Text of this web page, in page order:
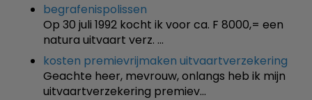
begrafenispolissen
Op 30 juli 1992 kocht ik voor ca. F 8000,= een
natura uitvaart verz. …
kosten premievrijmaken uitvaartverzekering
Geachte heer, mevrouw, onlangs heb ik mijn
uitvaartverzekering premiev…